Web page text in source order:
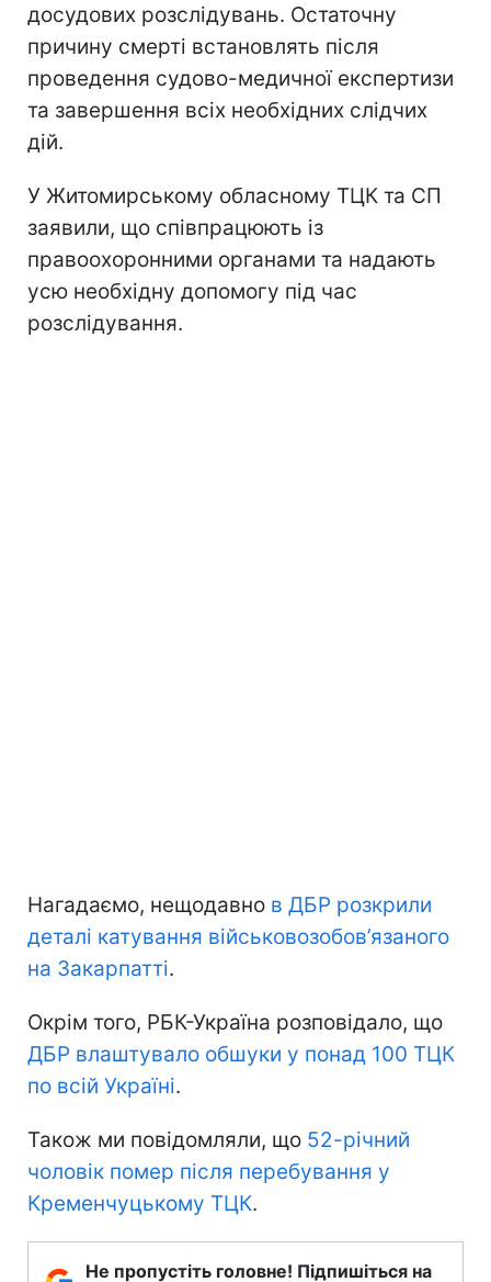
досудових розслідувань. Остаточну
причину смерті встановлять після
проведення судово-медичної експертизи
та завершення всіх необхідних слідчих
дій.
У Житомирському обласному ТЦК та СП
заявили, що співпрацюють із
правоохоронними органами та надають
усю необхідну допомогу під час
розслідування.
Нагадаємо, нещодавно в ДБР розкрили
деталі катування військовозобов’язаного
на Закарпатті.
Окрім того, РБК-Україна розповідало, що
ДБР влаштувало обшуки у понад 100 ТЦК
по всій Україні.
Також ми повідомляли, що 52-річний
чоловік помер після перебування у
Кременчуцькому ТЦК.
Не пропустіть головне! Підпишіться на